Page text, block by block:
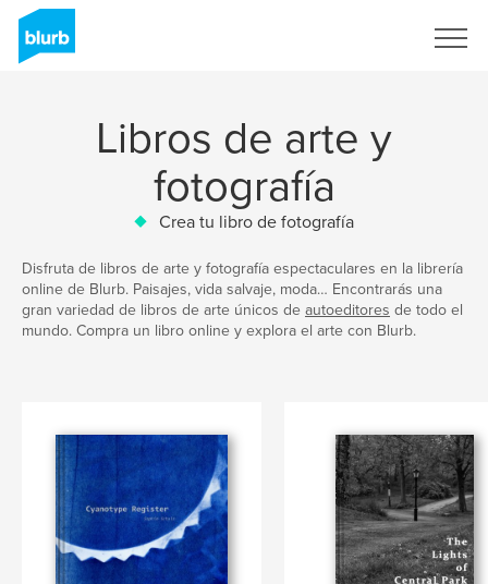
Libros de arte y
fotografía
Crea tu libro de fotografía
Disfruta de libros de arte y fotografía espectaculares en la librería
online de Blurb. Paisajes, vida salvaje, moda… Encontrarás una
gran variedad de libros de arte únicos de autoeditores de todo el
mundo. Compra un libro online y explora el arte con Blurb.